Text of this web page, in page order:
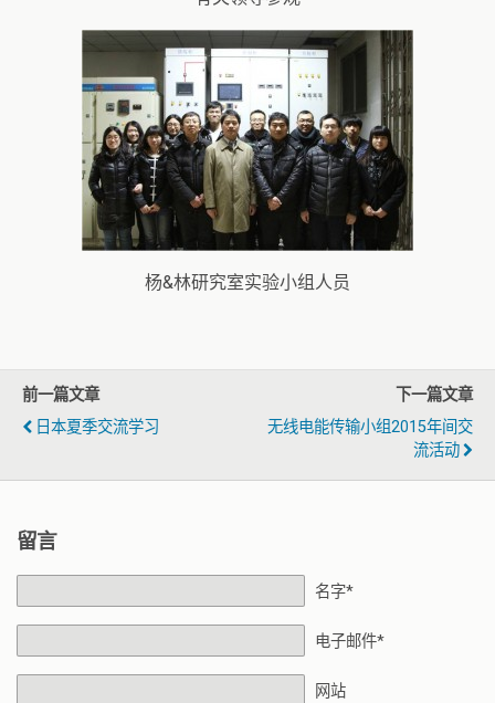
杨&林研究室实验小组人员
前一篇文章
日本夏季交流学习
下一篇文章
无线电能传输小组2015年间交
流活动
留言
名字*
电子邮件*
网站